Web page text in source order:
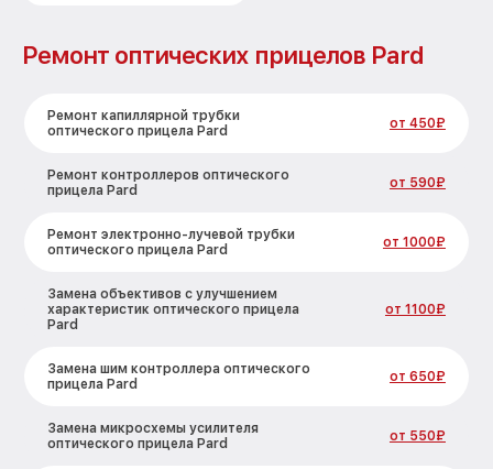
Ремонт оптических прицелов Pard
Ремонт капиллярной трубки
оптического прицела Pard
от 450₽
Ремонт контроллеров оптического
прицела Pard
от 590₽
Ремонт электронно-лучевой трубки
оптического прицела Pard
от 1000₽
Замена объективов с улучшением
характеристик оптического прицела
Pard
от 1100₽
Замена шим контроллера оптического
прицела Pard
от 650₽
Замена микросхемы усилителя
оптического прицела Pard
от 550₽